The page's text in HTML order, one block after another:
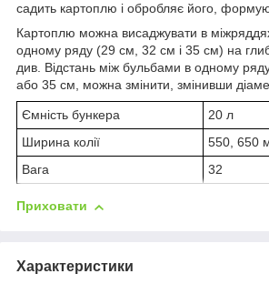
садить картоплю і обробляє його,
Картоплю можна висаджувати в міжряддях
одному ряду (29 см, 32 см і 35 см) на
див. Відстань між бульбами в одному
або 35 см, можна змінити, змінивши
Ємність бункера
20 л
Ширина колії
550, 650
Вага
32
Приховати
Характеристики